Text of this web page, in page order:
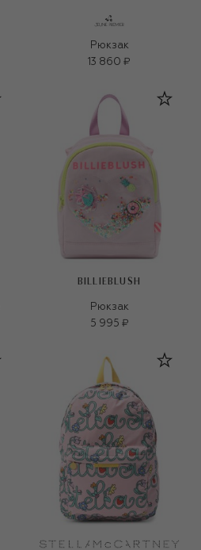
Рюкзак
13 860 ₽
BILLIEBLUSH
Рюкзак
5 995 ₽